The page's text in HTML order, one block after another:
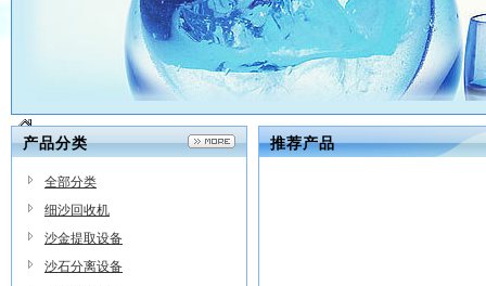
产品分类
全部分类
细沙回收机
沙金提取设备
沙石分离设备
推荐产品